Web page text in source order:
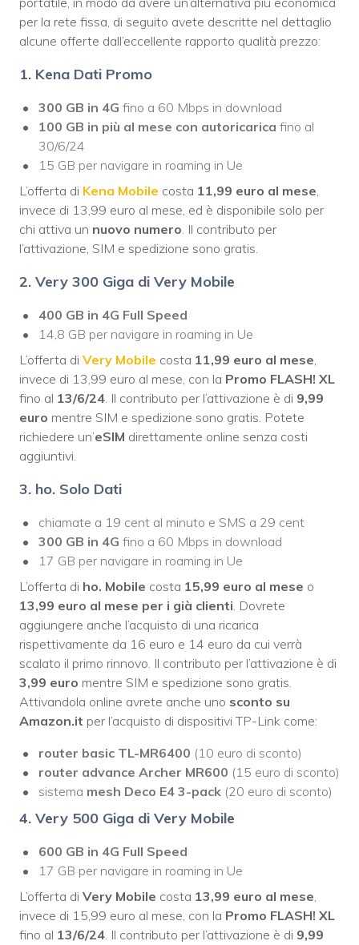
per la rete fissa, di seguito avete descritte nel dettaglio
alcune offerte dall’eccellente rapporto qualità prezzo:
1. Kena Dati Promo
300 GB in 4G fino a 60 Mbps in download
100 GB in più al mese con autoricarica fino al
30/6/24
15 GB per navigare in roaming in Ue
L’offerta di Kena Mobile costa 11,99 euro al mese,
invece di 13,99 euro al mese, ed è disponibile solo per
chi attiva un nuovo numero. Il contributo per
l’attivazione, SIM e spedizione sono gratis.
2. Very 300 Giga di Very Mobile
400 GB in 4G Full Speed
14,8 GB per navigare in roaming in Ue
L’offerta di Very Mobile costa 11,99 euro al mese,
invece di 13,99 euro al mese, con la Promo FLASH! XL
fino al 13/6/24. Il contributo per l’attivazione è di 9,99
euro mentre SIM e spedizione sono gratis. Potete
richiedere un’eSIM direttamente online senza costi
aggiuntivi.
3. ho. Solo Dati
chiamate a 19 cent al minuto e SMS a 29 cent
300 GB in 4G fino a 60 Mbps in download
17 GB per navigare in roaming in Ue
L’offerta di ho. Mobile costa 15,99 euro al mese o
13,99 euro al mese per i già clienti. Dovrete
aggiungere anche l’acquisto di una ricarica
rispettivamente da 16 euro e 14 euro da cui verrà
scalato il primo rinnovo. Il contributo per l’attivazione è di
3,99 euro mentre SIM e spedizione sono gratis.
Attivandola online avrete anche uno sconto su
Amazon.it per l’acquisto di dispositivi TP-Link come:
router basic TL-MR6400 (10 euro di sconto)
router advance Archer MR600 (15 euro di sconto)
sistema mesh Deco E4 3-pack (20 euro di sconto)
4. Very 500 Giga di Very Mobile
600 GB in 4G Full Speed
17 GB per navigare in roaming in Ue
L’offerta di Very Mobile costa 13,99 euro al mese,
invece di 15,99 euro al mese, con la Promo FLASH! XL
fino al 13/6/24. Il contributo per l’attivazione è di 9,99